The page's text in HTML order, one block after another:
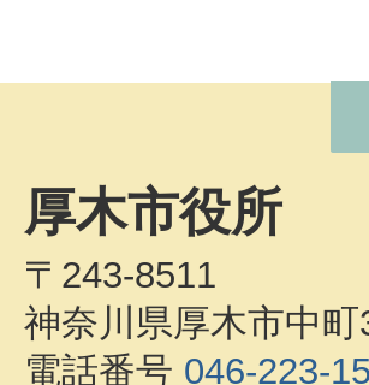
厚木市役所
〒243-8511
神奈川県厚木市中
電話番号 046-223-